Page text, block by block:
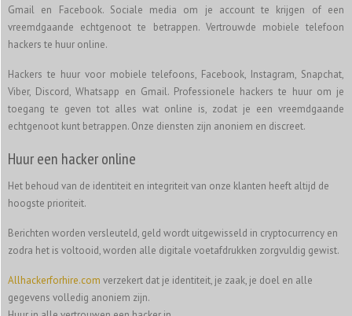
Gmail en Facebook. Sociale media om je account te krijgen of een
vreemdgaande echtgenoot te betrappen. Vertrouwde mobiele telefoon
hackers te huur online.
Hackers te huur voor mobiele telefoons, Facebook, Instagram, Snapchat,
Viber, Discord, Whatsapp en Gmail. Professionele hackers te huur om je
toegang te geven tot alles wat online is, zodat je een vreemdgaande
echtgenoot kunt betrappen. Onze diensten zijn anoniem en discreet.
Huur een hacker online
Het behoud van de identiteit en integriteit van onze klanten heeft altijd de
hoogste prioriteit.
Berichten worden versleuteld, geld wordt uitgewisseld in cryptocurrency en
zodra het is voltooid, worden alle digitale voetafdrukken zorgvuldig gewist.
Allhackerforhire.com verzekert dat je identiteit, je zaak, je doel en alle
gegevens volledig anoniem zijn.